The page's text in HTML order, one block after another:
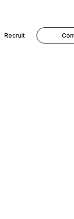
Recruit